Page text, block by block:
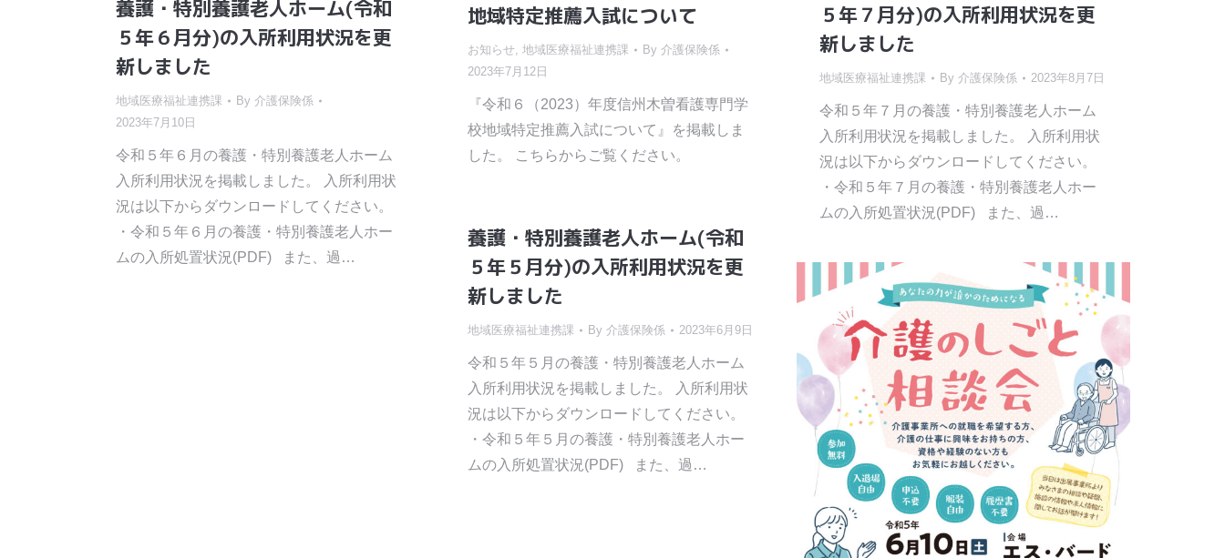
５年７月分)の入所利用状況を更
新しました
地域医療福祉連携課 By 介護保険係 2023年8月7日
令和５年７月の養護・特別養護老人ホーム
入所利用状況を掲載しました。 入所利用状
況は以下からダウンロードしてください。
・令和５年７月の養護・特別養護老人ホー
ムの入所処置状況(PDF) また、過…
地域特定推薦入試について
お知らせ, 地域医療福祉連携課 By 介護保険係
2023年7月12日
『令和６（2023）年度信州木曽看護専門学
校地域特定推薦入試について』を掲載しま
した。 こちらからご覧ください。
養護・特別養護老人ホーム(令和
５年６月分)の入所利用状況を更
新しました
地域医療福祉連携課 By 介護保険係
2023年7月10日
令和５年６月の養護・特別養護老人ホーム
入所利用状況を掲載しました。 入所利用状
況は以下からダウンロードしてください。
・令和５年６月の養護・特別養護老人ホー
ムの入所処置状況(PDF) また、過…
養護・特別養護老人ホーム(令和
５年５月分)の入所利用状況を更
新しました
地域医療福祉連携課 By 介護保険係 2023年6月9日
令和５年５月の養護・特別養護老人ホーム
入所利用状況を掲載しました。 入所利用状
況は以下からダウンロードしてください。
・令和５年５月の養護・特別養護老人ホー
ムの入所処置状況(PDF) また、過…